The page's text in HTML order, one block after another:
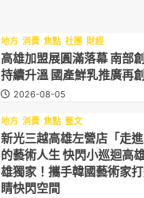
地方 消費 焦點 社團 財經
高雄加盟展圓滿落幕 南部
持續升溫 國產鮮乳推廣再
2026-08-05
地方 消費 焦點 藝文
新光三越高雄左營店「走
的藝術人生 快閃小巡迴高
雄獨家！攜手韓國藝術家
睛快閃空間